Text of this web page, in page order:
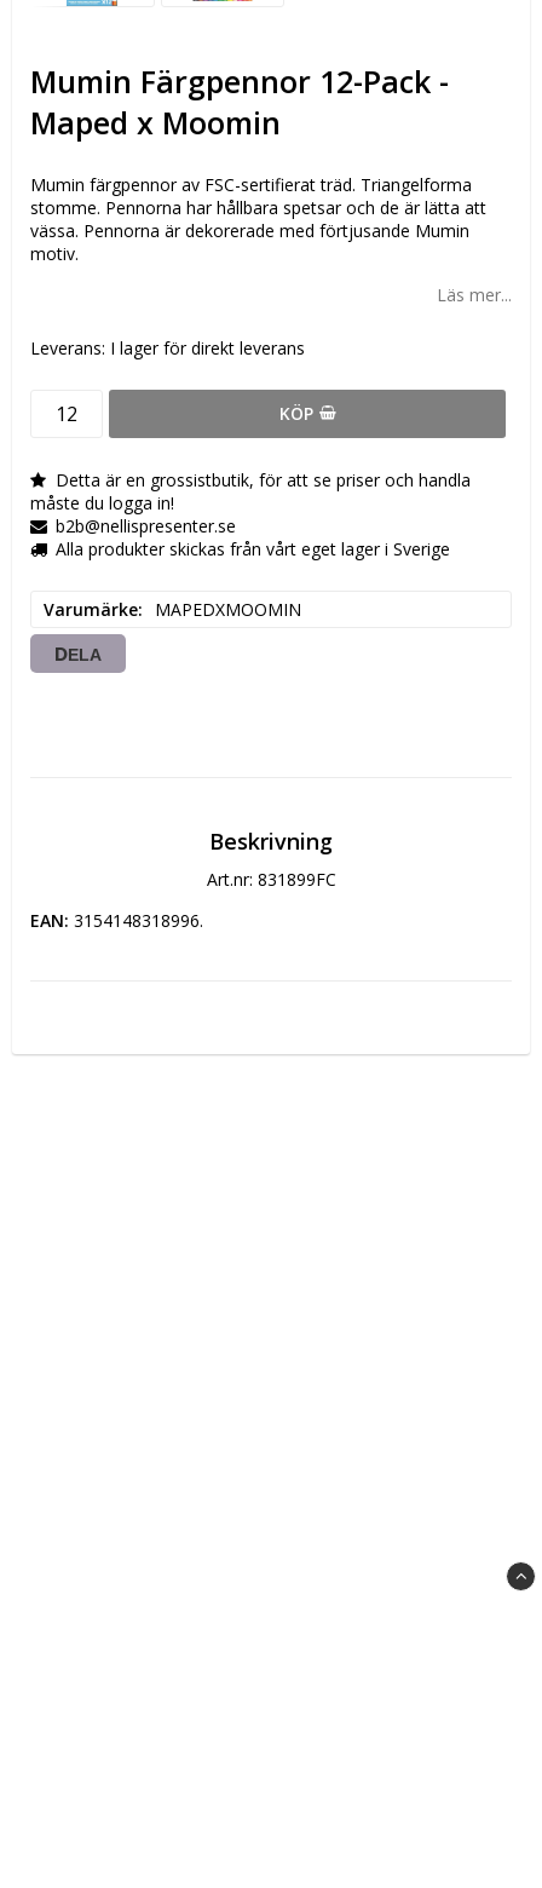
Mumin Färgpennor 12-Pack -
Maped x Moomin
Mumin färgpennor av FSC-sertifierat träd. Triangelforma
stomme. Pennorna har hållbara spetsar och de är lätta att
vässa. Pennorna är dekorerade med förtjusande Mumin
motiv.
Läs mer...
Leverans: I lager för direkt leverans
KÖP
Detta är en grossistbutik, för att se priser och handla
måste du logga in!
b2b@nellispresenter.se
Alla produkter skickas från vårt eget lager i Sverige
Varumärke MAPEDXMOOMIN
DELA
Beskrivning
Art.nr: 831899FC
EAN: 3154148318996.